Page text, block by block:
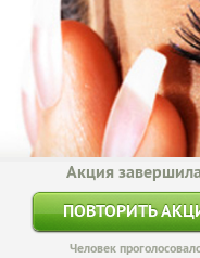
Акция
ПОВТОРИТЬ
Человек